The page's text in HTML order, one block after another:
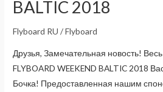
BALTIC
BALTIC 2018
Flyboard RU /Flyboard
Друзья, Замечательная новость!
FLYBOARD WEEKEND BALTIC 2018
Бочка! Предоставленная нашим